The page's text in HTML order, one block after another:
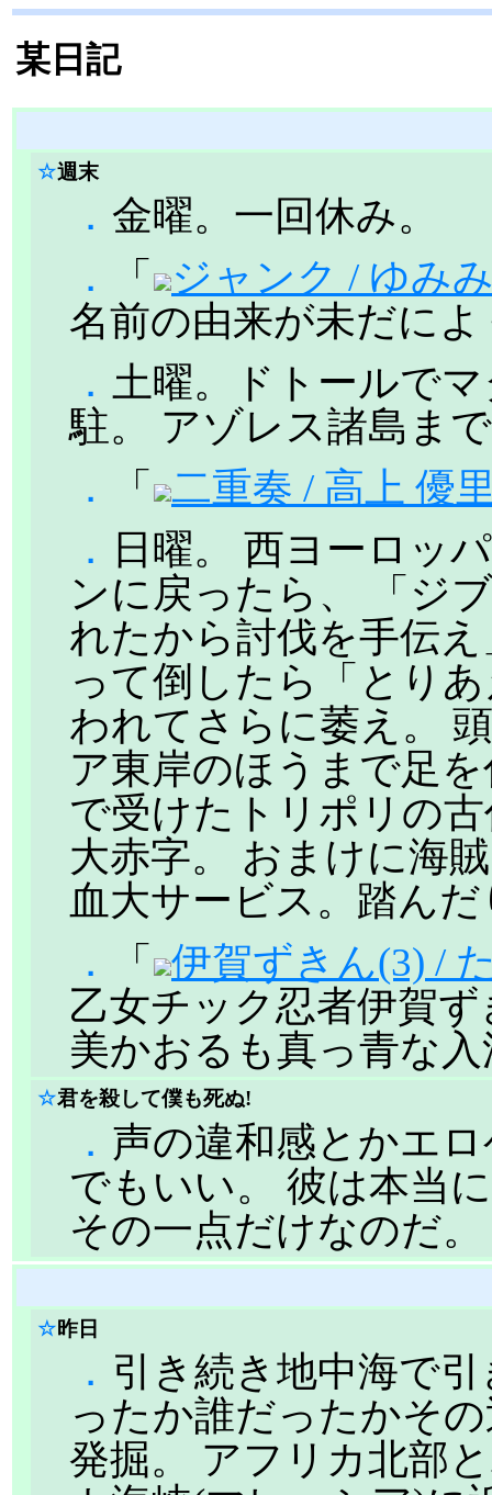
某日記
☆週末
． 金曜。一回休み。
．
「
ジャンク / ゆみ
名前の由来が未だに
． 土曜。ドトールで
駐。 アゾレス諸島ま
．
「
二重奏 / 高上 優
．
日曜。 西ヨーロッ
ンに戻ったら、 「ジ
れたから討伐を手伝
って倒したら「とり
われてさらに萎え。
ア東岸のほうまで足
で受けたトリポリの
大赤字。 おまけに海
血大サービス。踏ん
．
「
伊賀ずきん(3) /
乙女チック忍者伊賀
美かおるも真っ青な
☆君を殺して僕も死ぬ!
． 声の違和感とかエ
でもいい。 彼は本当
その一点だけなのだ。
☆昨日
． 引き続き地中海で
ったか誰だったかそ
発掘。 アフリカ北部